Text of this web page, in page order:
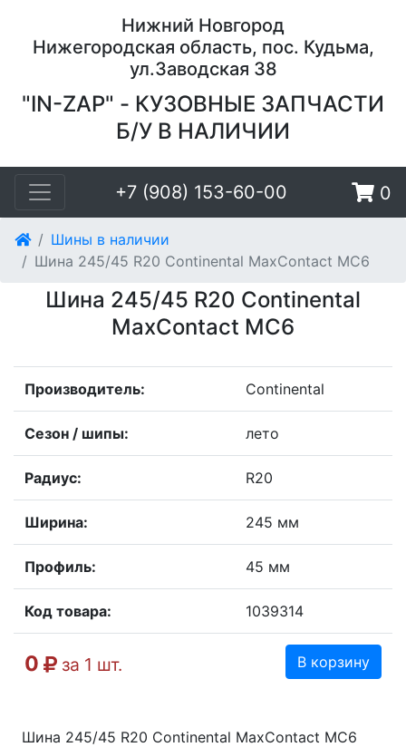
Нижний Новгород
Нижегородская область, пос. Кудьма,
ул.Заводская 38
"IN-ZAP" - КУЗОВНЫЕ ЗАПЧАСТИ
Б/У В НАЛИЧИИ
+7 (908) 153-60-00 0
Шины в наличии
Шина 245/45 R20 Continental MaxContact MC6
Шина 245/45 R20 Continental
MaxContact MC6
Производитель: Continental
Сезон / шипы: лето
Радиус: R20
Ширина: 245 мм
Профиль: 45 мм
Код товара: 1039314
0 за 1 шт. В корзину
Шина 245/45 R20 Continental MaxContact MC6